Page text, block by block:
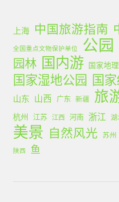
上海 中国旅游指南
全国重点文物保护单位 公园
园林 国内游 国家地
国家湿地公园 国
山东 山西 广东 新疆 旅
杭州 江苏 江西 河南 浙江 湖
美景 自然风光 苏州
陕西 鱼